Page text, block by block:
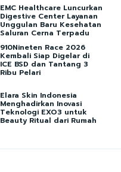
EMC Healthcare Luncurkan
Digestive Center Layanan
Unggulan Baru Kesehatan
Saluran Cerna Terpadu
910Nineten Race 2026
Kembali Siap Digelar di
ICE BSD dan Tantang 3
Ribu Pelari
Elara Skin Indonesia
Menghadirkan Inovasi
Teknologi EXO3 untuk
Beauty Ritual dari Rumah